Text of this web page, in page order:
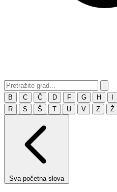
B C Č D F G H
R
S Š T U V Z Ž
Sva početna slova